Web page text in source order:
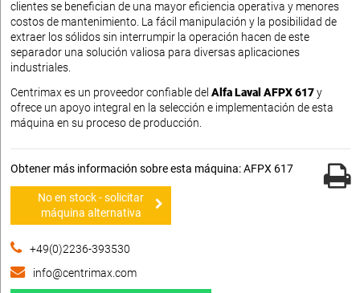
clientes se benefician de una mayor eficiencia operativa y menores
costos de mantenimiento. La fácil manipulación y la posibilidad de
extraer los sólidos sin interrumpir la operación hacen de este
separador una solución valiosa para diversas aplicaciones
industriales.
Centrimax es un proveedor confiable del Alfa Laval AFPX 617y
ofrece un apoyo integral en la selección e implementación de esta
máquina en su proceso de producción.
Obtener más información sobre esta máquina: AFPX 617
No en stock - solicitar
máquina alternativa
+49(0)2236-393530
info@centrimax.com